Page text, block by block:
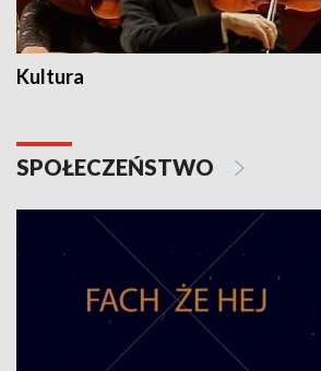
Kultura
SPOŁECZEŃSTWO